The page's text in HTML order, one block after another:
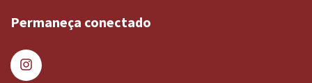
Permaneça conectado